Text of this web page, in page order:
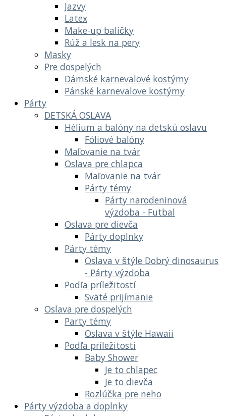
Jazvy
Latex
Make-up balíčky
Rúž a lesk na pery
Masky
Pre dospelých
Dámské karnevalové kostýmy
Pánské karnevalove kostýmy
Párty
DETSKÁ OSLAVA
Hélium a balóny na detskú oslavu
Fóliové balóny
Maľovanie na tvár
Oslava pre chlapca
Maľovanie na tvár
Párty témy
Párty narodeninová
výzdoba - Futbal
Oslava pre dievča
Párty doplnky
Párty témy
Oslava v štýle Dobrý dinosaurus
- Párty výzdoba
Podľa príležitostí
Sväté prijímanie
Oslava pre dospelých
Party témy
Oslava v štýle Hawaii
Podľa príležitostí
Baby Shower
Je to chlapec
Je to dievča
Rozlúčka pre neho
Párty výzdoba a doplnky